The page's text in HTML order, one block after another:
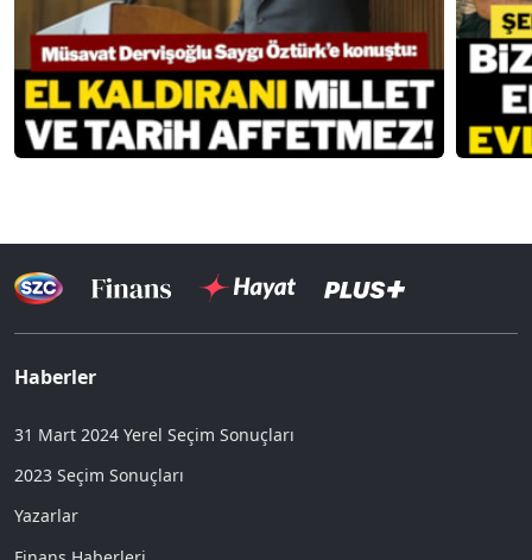
Haberler
31 Mart 2024 Yerel Seçim Sonuçları
2023 Seçim Sonuçları
Yazarlar